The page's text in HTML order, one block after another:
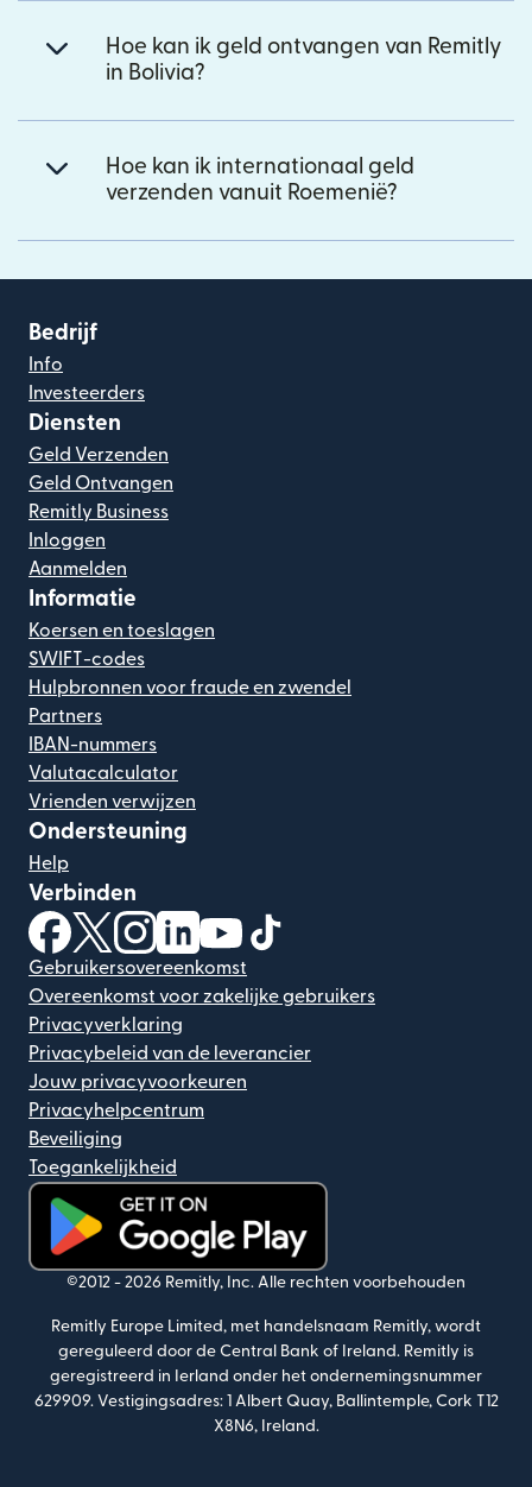
Hoe kan ik geld ontvangen van Remitly
in Bolivia?
Hoe kan ik internationaal geld
verzenden vanuit Roemenië?
Bedrijf
Info
Investeerders
Diensten
Geld Verzenden
Geld Ontvangen
Remitly Business
Inloggen
Aanmelden
Informatie
Koersen en toeslagen
SWIFT-codes
Hulpbronnen voor fraude en zwendel
Partners
IBAN-nummers
Valutacalculator
Vrienden verwijzen
Ondersteuning
Help
Verbinden
(wordt geopend in een nieuw venster)
(wordt geopend in een nieuw venster)
(wordt geopend in een nieuw venster)
(wordt geopend in een nieuw venster)
(wordt geopend in een nieuw
Gebruikersovereenkomst
Overeenkomst voor zakelijke gebruikers
Privacyverklaring
Privacybeleid van de leverancier
Jouw privacyvoorkeuren
Privacyhelpcentrum
Beveiliging
Toegankelijkheid
(wordt geopend in een nieuw venster)
©2012 - 2026 Remitly, Inc. Alle rechten voorbehouden
Remitly Europe Limited, met handelsnaam Remitly, wordt
gereguleerd door de Central Bank of Ireland. Remitly is
geregistreerd in Ierland onder het ondernemingsnummer
629909. Vestigingsadres: 1 Albert Quay, Ballintemple, Cork T12
X8N6, Ireland.